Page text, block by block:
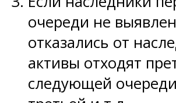
очереди не
отказались от
активы отходят
следующей